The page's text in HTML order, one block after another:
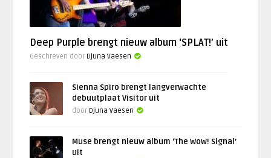
Deep Purple brengt nieuw album ‘SPLAT!’ uit
Geschreven door Djuna Vaesen
Sienna Spiro brengt langverwachte
debuutplaat Visitor uit
door Djuna Vaesen
Muse brengt nieuw album ‘The Wow! Signal’
uit